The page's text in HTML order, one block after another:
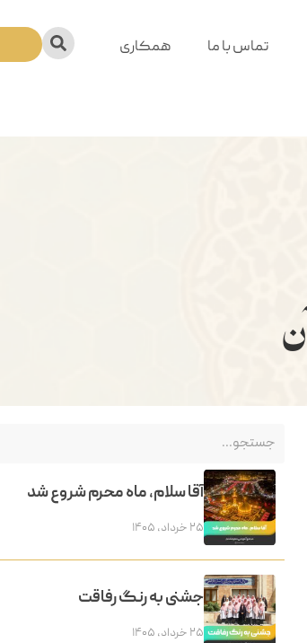
تماس با ما
همکاری
آقا سلام، ماه محرم شروع شد
۲۵ خرداد, ۱۴۰۵
جشنی به رنگ رفاقت
۲۵ خرداد, ۱۴۰۵